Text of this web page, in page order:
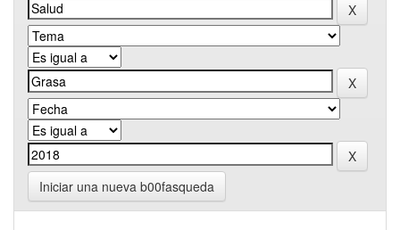
Iniciar una nueva b00fasqueda